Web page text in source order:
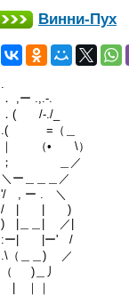
Винни-Пух
.
． ,ー .,.-.
．( /-./_
.( =（＿
｜ （• \）
； ＿／
＼ー＿＿＿／
'/ , ー . ＼
/ | | )
) |＿＿| ／|
:ー| |ー' /
.\（＿＿) ／
（ )＿丿
| ｜｜